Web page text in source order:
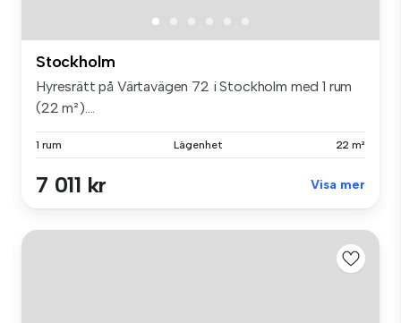
Stockholm
Hyresrätt på Värtavägen 72 i Stockholm med 1 rum
(22 m²)....
1 rum Lägenhet 22 m²
7 011 kr Visa mer